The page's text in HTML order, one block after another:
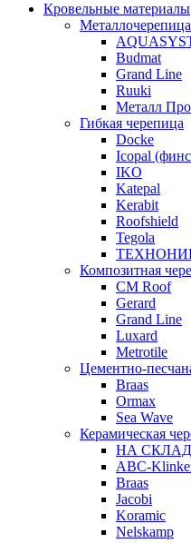
Кровельные материалы
Металлочерепица
Budmat
Grand Line
Ruuki
Металл
Гибкая черепица
Docke
Icopal
IKO
Katepal
Kerabit
Roofshield
Tegola
Композитная
CM Roof
Gerard
Grand Line
Luxard
Metrotile
Цементно-
Braas
Ormax
Sea Wave
Керамическая
НА
ABC-
Braas
Jacobi
Koramic
Nelskamp